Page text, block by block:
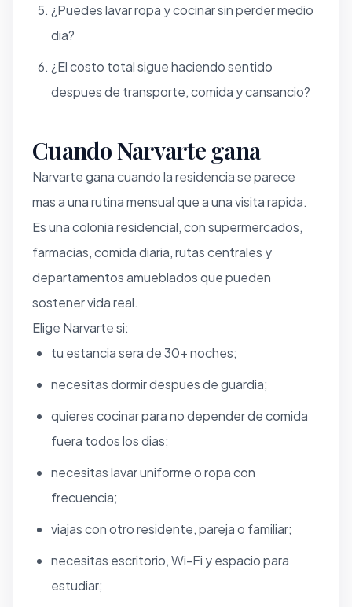
¿Puedes lavar ropa y cocinar sin perder medio
dia?
¿El costo total sigue haciendo sentido
despues de transporte, comida y cansancio?
Cuando Narvarte gana
Narvarte gana cuando la residencia se parece
mas a una rutina mensual que a una visita rapida.
Es una colonia residencial, con supermercados,
farmacias, comida diaria, rutas centrales y
departamentos amueblados que pueden
sostener vida real.
Elige Narvarte si:
tu estancia sera de 30+ noches;
necesitas dormir despues de guardia;
quieres cocinar para no depender de comida
fuera todos los dias;
necesitas lavar uniforme o ropa con
frecuencia;
viajas con otro residente, pareja o familiar;
necesitas escritorio, Wi-Fi y espacio para
estudiar;